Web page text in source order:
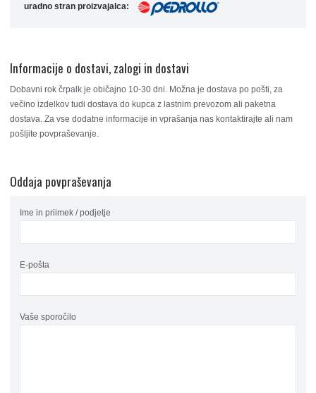
uradno stran proizvajalca:
Informacije o dostavi, zalogi in dostavi
Dobavni rok črpalk je običajno 10-30 dni. Možna je dostava po pošti, za
večino izdelkov tudi dostava do kupca z lastnim prevozom ali paketna
dostava. Za vse dodatne informacije in vprašanja nas kontaktirajte ali nam
pošljite povpraševanje.
Oddaja povpraševanja
Ime in priimek / podjetje
E-pošta
Vaše sporočilo